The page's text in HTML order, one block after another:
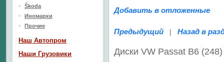
Добавить в отложенные
Предыдущий | Назад в
Диски VW Passat B6
Škoda
Иномарки
Прочие
Наш Aвтопром
Наши Грузовики